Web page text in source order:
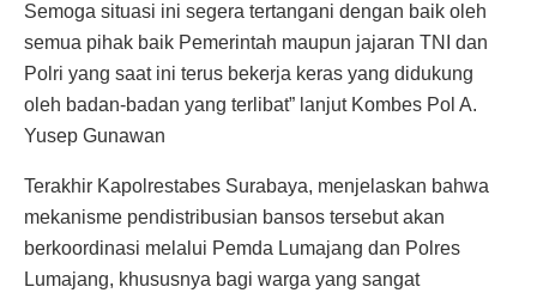
Semoga situasi ini segera tertangani dengan baik oleh
semua pihak baik Pemerintah maupun jajaran TNI dan
Polri yang saat ini terus bekerja keras yang didukung
oleh badan-badan yang terlibat” lanjut Kombes Pol A.
Yusep Gunawan
Terakhir Kapolrestabes Surabaya, menjelaskan bahwa
mekanisme pendistribusian bansos tersebut akan
berkoordinasi melalui Pemda Lumajang dan Polres
Lumajang, khususnya bagi warga yang sangat